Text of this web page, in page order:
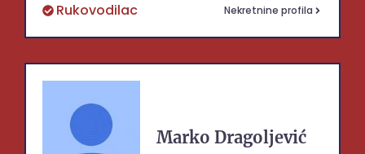
Rukovodilac Nekretnine profila
Marko Dragoljević